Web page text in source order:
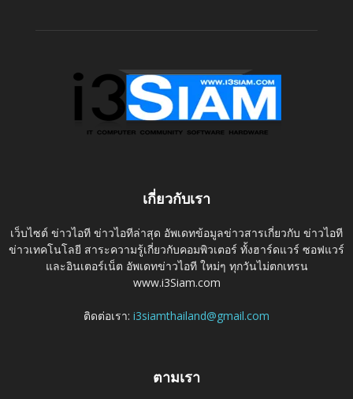
เกี่ยวกับเรา
เว็บไซต์ ข่าวไอที ข่าวไอทีล่าสุด อัพเดทข้อมูลข่าวสารเกี่ยวกับ ข่าวไอที
ข่าวเทคโนโลยี สาระความรู้เกี่ยวกับคอมพิวเตอร์ ทั้งฮาร์ดแวร์ ซอฟแวร์
และอินเตอร์เน็ต อัพเดทข่าวไอที ใหม่ๆ ทุกวันไม่ตกเทรน
www.i3Siam.com
ติดต่อเรา: i3siamthailand@gmail.com
ตามเรา